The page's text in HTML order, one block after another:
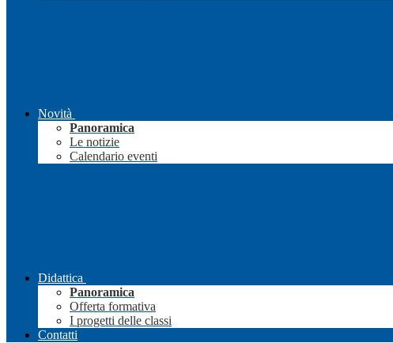
Novità
Panoramica
Le notizie
Calendario eventi
Didattica
Panoramica
Offerta formativa
I progetti delle classi
Contatti